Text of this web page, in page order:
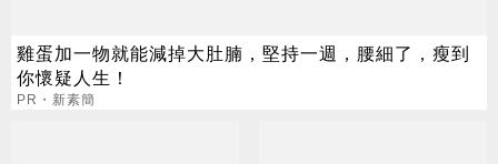
雞蛋加一物就能減掉大肚腩，堅持一週，腰細了，瘦到
你懷疑人生！
PR・新素簡